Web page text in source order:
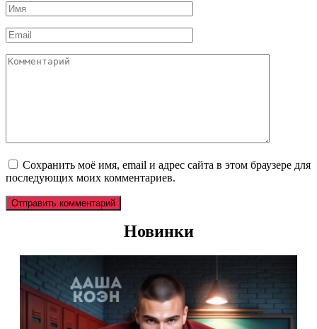
Имя
*
Email
*
Комментарий
Сохранить моё имя, email и адрес сайта в этом браузере для
последующих моих комментариев.
Новинки